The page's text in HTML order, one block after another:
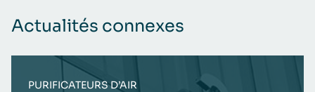
Actualités connexes
PURIFICATEURS D’AIR